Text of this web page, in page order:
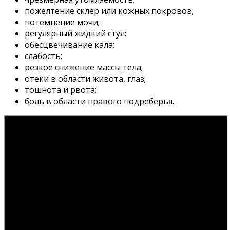
пожелтение склер или кожных покровов;
потемнение мочи;
регулярный жидкий стул;
обесцвечивание кала;
слабость;
резкое снижение массы тела;
отеки в области живота, глаз;
тошнота и рвота;
боль в области правого подреберья.